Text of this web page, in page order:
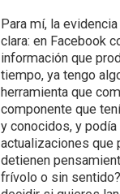
Para mí, la
clara: en Facebook
información que
tiempo, ya tengo
herramienta que
componente que
y conocidos, y
actualizaciones que
detienen
frívolo o sin